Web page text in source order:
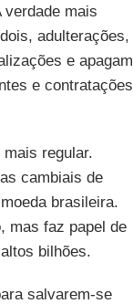
verdade mais
adulterações,
e apagam
e contratações
regular.
cambiais de
brasileira.
mas faz papel de
bilhões.
salvarem-se